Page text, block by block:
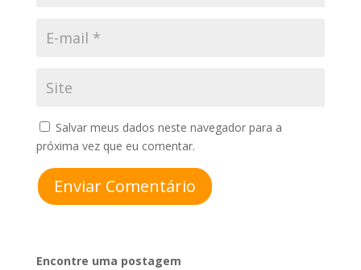
Salvar meus dados neste navegador para a
próxima vez que eu comentar.
Enviar Comentário
Encontre uma postagem